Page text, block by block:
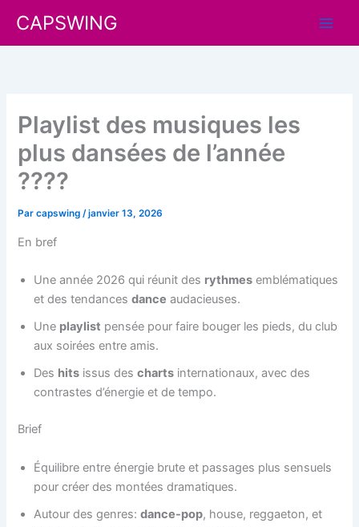
contenu
CAPSWING
Playlist des musiques les
plus dansées de l’année
????
Parcapswing/janvier 13, 2026
En bref
Une année 2026 qui réunit des rythmes emblématiques
et des tendancesdance audacieuses.
Une playlist pensée pour faire bouger les pieds, du club
aux soirées entre amis.
Des hits issus descharts internationaux, avec des
contrastes d’énergie et de tempo.
Brief
Équilibre entre énergie brute et passages plus sensuels
pour créer des montées dramatiques.
Autour des genres:dance-pop, house, reggaeton, et